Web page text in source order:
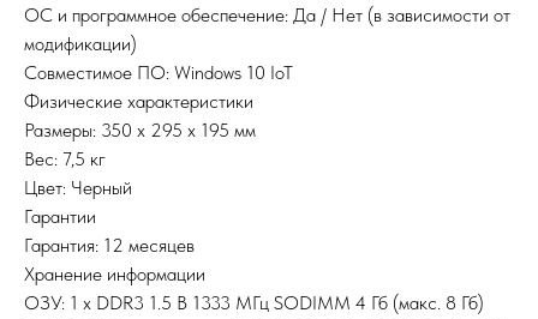
ОС и программное обеспечение: Да / Нет (в зависимости от
модификации)
Совместимое ПО: Windows 10 IoT
Физические характеристики
Размеры: 350 х 295 х 195 мм
Вес: 7,5 кг
Цвет: Черный
Гарантии
Гарантия: 12 месяцев
Хранение информации
ОЗУ: 1 х DDR3 1.5 В 1333 МГц SODIMM 4 Гб (макс. 8 Гб)